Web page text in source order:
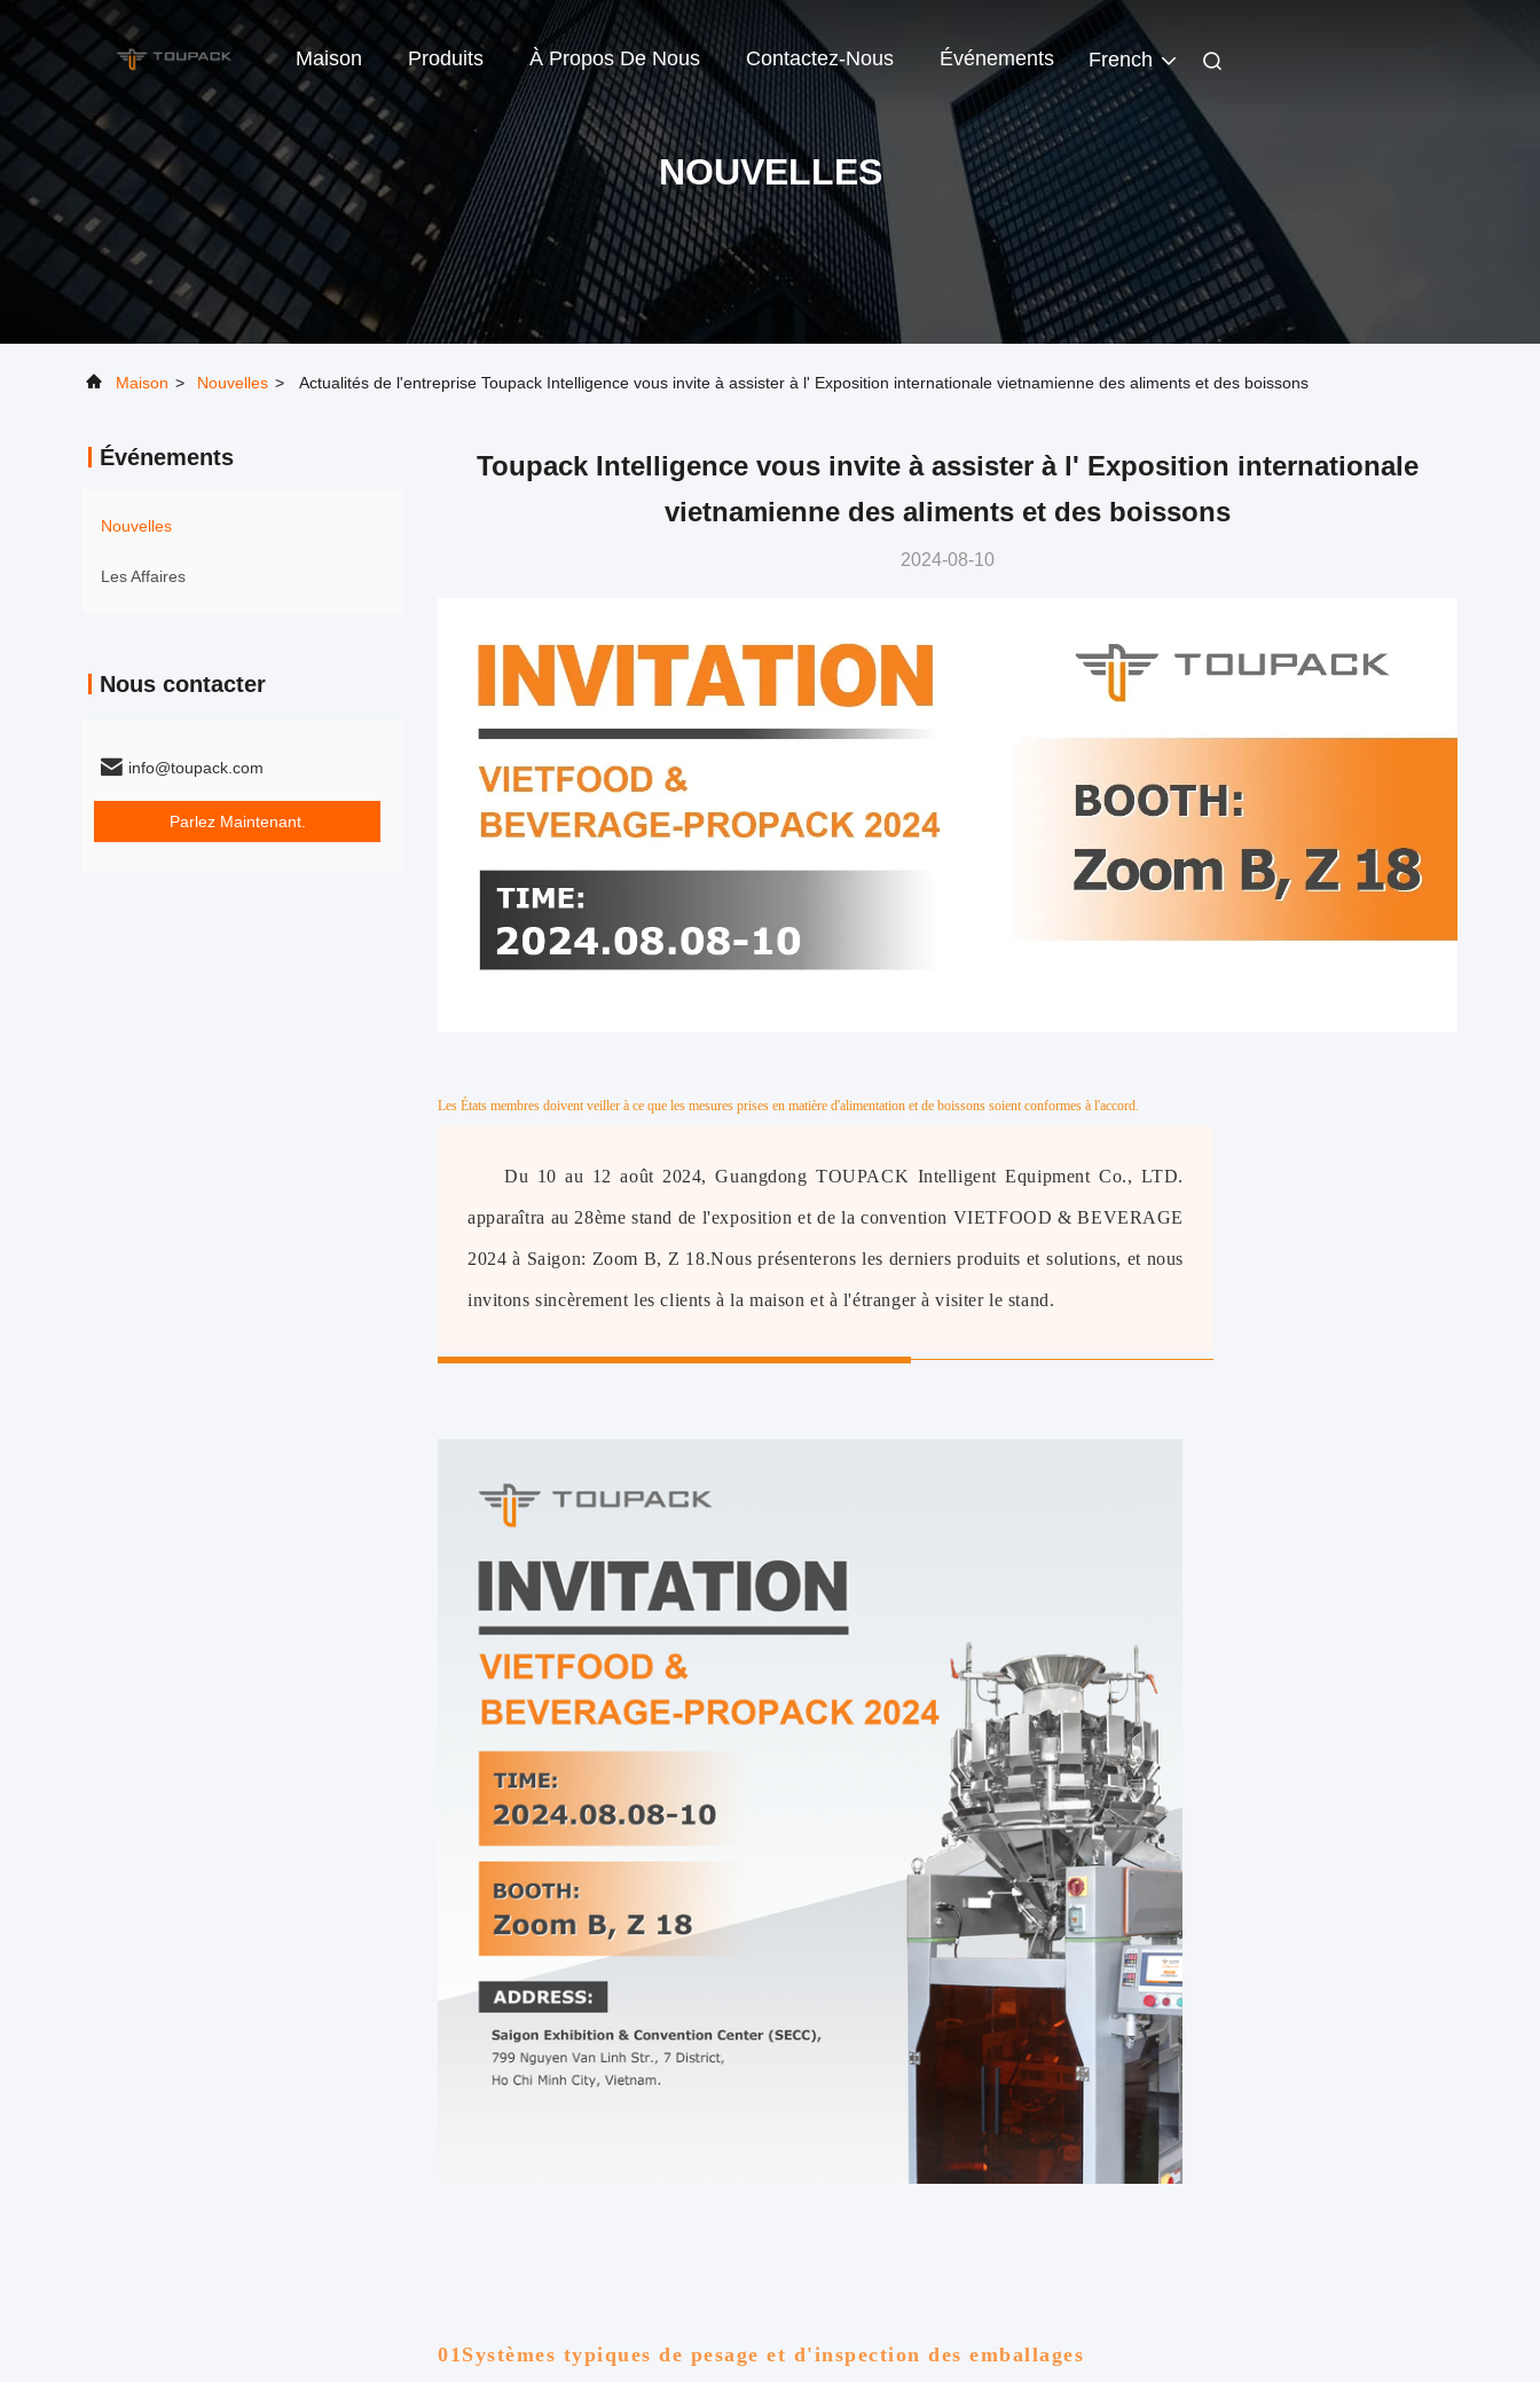
Maison Produits À Propos De Nous Contactez-Nous Événements French
NOUVELLES
Maison > Nouvelles > Actualités de l'entreprise Toupack Intelligence vous invite à assister à l' Exposition internationale vietnamienne des aliments et des boissons
Événements
Nouvelles
Les Affaires
Nous contacter
info@toupack.com
Parlez Maintenant.
Toupack Intelligence vous invite à assister à l' Exposition internationale
vietnamienne des aliments et des boissons
2024-08-10
Les États membres doivent veiller à ce que les mesures prises en matière d'alimentation et de boissons soient conformes à l'accord.
Du 10 au 12 août 2024, Guangdong TOUPACK Intelligent Equipment Co., LTD.
apparaîtra au 28ème stand de l'exposition et de la convention VIETFOOD & BEVERAGE
2024 à Saigon: Zoom B, Z 18.Nous présenterons les derniers produits et solutions, et nous
invitons sincèrement les clients à la maison et à l'étranger à visiter le stand.
01Systèmes typiques de pesage et d'inspection des emballages